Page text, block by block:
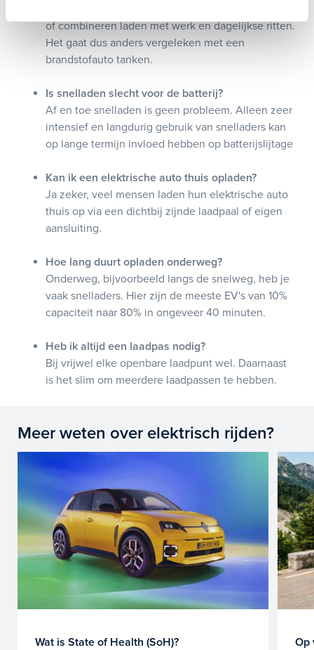
of combineren laden met werk en dagelijkse ritten.
Het gaat dus anders vergeleken met een
brandstofauto tanken.
Is snelladen slecht voor de batterij?
Af en toe snelladen is geen probleem. Alleen zeer
intensief en langdurig gebruik van snelladers kan
op lange termijn invloed hebben op batterijslijtage
Kan ik een elektrische auto thuis opladen?
Ja zeker, veel mensen laden hun elektrische auto
thuis op via een dichtbij zijnde laadpaal of eigen
aansluiting.
Hoe lang duurt opladen onderweg?
Onderweg, bijvoorbeeld langs de snelweg, heb je
vaak snelladers. Hier zijn de meeste EV's van 10%
capaciteit naar 80% in ongeveer 40 minuten.
Heb ik altijd een laadpas nodig?
Bij vrijwel elke openbare laadpunt wel. Daarnaast
is het slim om meerdere laadpassen te hebben.
Meer weten over elektrisch rijden?
Wat is State of Health (SoH)? Op